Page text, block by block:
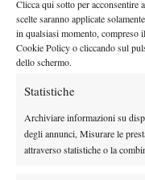
Clicca qui sotto per acconsentire
scelte saranno applicate
in qualsiasi momento, compreso
Cookie Policy o cliccando sul
dello schermo.
Statistiche
Archiviare informazioni su
degli annunci, Misurare le
attraverso statistiche o la
(3) Swiatek/Ruud b.
(ALT) Collins/
(WC) ERRANI/
(1) Pegula/Draper b.
Andreeva/Medvedev
(3) Swiatek/Ruud b.
(WC) McNally/